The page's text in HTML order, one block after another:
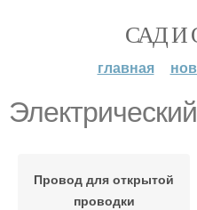
САД И
главная
Провод для открытой
проводки